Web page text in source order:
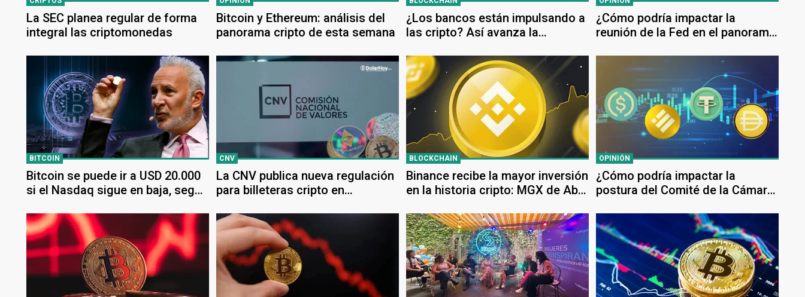
La SEC planea regular de forma
integral las criptomonedas
Bitcoin y Ethereum: análisis del
panorama cripto de esta semana
¿Los bancos están impulsando a
las cripto? Así avanza la
de las finanzas
¿Cómo podría impactar la
reunión de la Fed en el panorama
BITCOIN
Bitcoin se puede ir a USD 20.000
si el Nasdaq sigue en baja, según
CNV
La CNV publica nueva regulación
para billeteras cripto en
BLOCKCHAIN
Binance recibe la mayor inversión
en la historia cripto: MGX de Abu
dólares
OPINIÓN
¿Cómo podría impactar la
postura del Comité de la Cámara
Stablecoins en la industria
cripto?